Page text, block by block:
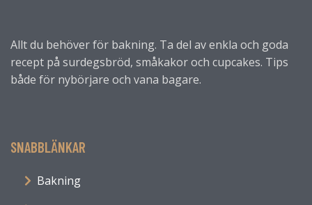
Allt du behöver för bakning. Ta del av enkla och goda
recept på surdegsbröd, småkakor och cupcakes. Tips
både för nybörjare och vana bagare.
SNABBLÄNKAR
Bakning